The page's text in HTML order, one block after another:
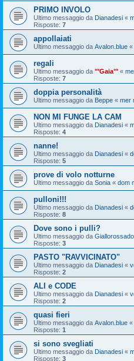
PRIMO INVOLO
Ultimo messaggio da Dianadesi «
Risposte: 7
appollaiati
Ultimo messaggio da Avalon.blue «
regali
Ultimo messaggio da °°Gaia°° «
Risposte: 7
doppia personalità
Ultimo messaggio da Beppe « mer
NON MI FUNGE LA CAM
Ultimo messaggio da Dianadesi «
Risposte: 4
nanne!
Ultimo messaggio da Dianadesi «
Risposte: 5
prove di volo notturne
Ultimo messaggio da Sonia « dom
pulloni!!!
Ultimo messaggio da Dianadesi «
Risposte: 8
Dove sono i pulli?
Ultimo messaggio da
Risposte: 3
PASTO "RAVVICINATO"
Ultimo messaggio da Dianadesi «
Risposte: 2
ALI e CODE
Ultimo messaggio da Dianadesi «
Risposte: 2
quasi fieri
Ultimo messaggio da Avalon.blue «
Risposte: 1
si sono svegliati
Ultimo messaggio da Dianadesi «
Risposte: 3